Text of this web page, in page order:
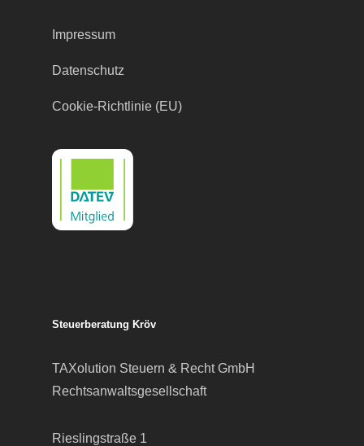
Impressum
Datenschutz
Cookie-Richtlinie (EU)
Steuerberatung Kröv
TAXolution Steuern & Recht GmbH
Rechtsanwaltsgesellschaft
Rieslingstraße 1